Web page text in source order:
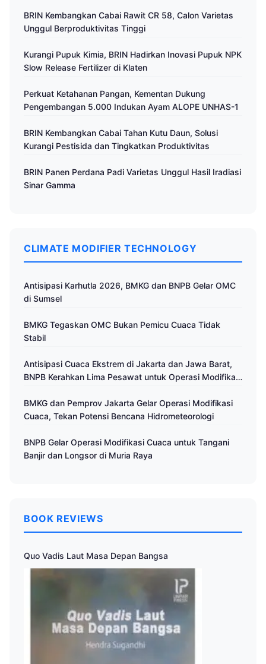
BRIN Kembangkan Cabai Rawit CR 58, Calon Varietas
Unggul Berproduktivitas Tinggi
Kurangi Pupuk Kimia, BRIN Hadirkan Inovasi Pupuk NPK
Slow Release Fertilizer di Klaten
Perkuat Ketahanan Pangan, Kementan Dukung
Pengembangan 5.000 Indukan Ayam ALOPE UNHAS-1
BRIN Kembangkan Cabai Tahan Kutu Daun, Solusi
Kurangi Pestisida dan Tingkatkan Produktivitas
BRIN Panen Perdana Padi Varietas Unggul Hasil Iradiasi
Sinar Gamma
CLIMATE MODIFIER TECHNOLOGY
Antisipasi Karhutla 2026, BMKG dan BNPB Gelar OMC
di Sumsel
BMKG Tegaskan OMC Bukan Pemicu Cuaca Tidak
Stabil
Antisipasi Cuaca Ekstrem di Jakarta dan Jawa Barat,
BNPB Kerahkan Lima Pesawat untuk Operasi Modifikasi
BMKG dan Pemprov Jakarta Gelar Operasi Modifikasi
Cuaca, Tekan Potensi Bencana Hidrometeorologi
BNPB Gelar Operasi Modifikasi Cuaca untuk Tangani
Banjir dan Longsor di Muria Raya
BOOK REVIEWS
Quo Vadis Laut Masa Depan Bangsa